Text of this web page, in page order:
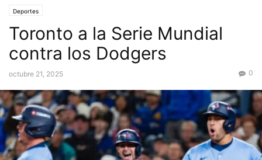
Deportes
Toronto a la Serie Mundial
contra los Dodgers
octubre 21, 2025 0